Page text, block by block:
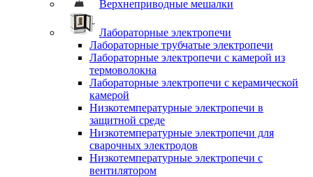
Верхнеприводные мешалки
Лабораторные электропечи
Лабораторные трубчатые электропечи
Лабораторные электропечи с камерой из
термоволокна
Лабораторные электропечи с керамической
камерой
Низкотемпературные электропечи в
защитной среде
Низкотемпературные электропечи для
cварочных электродов
Низкотемпературные электропечи с
вентилятором